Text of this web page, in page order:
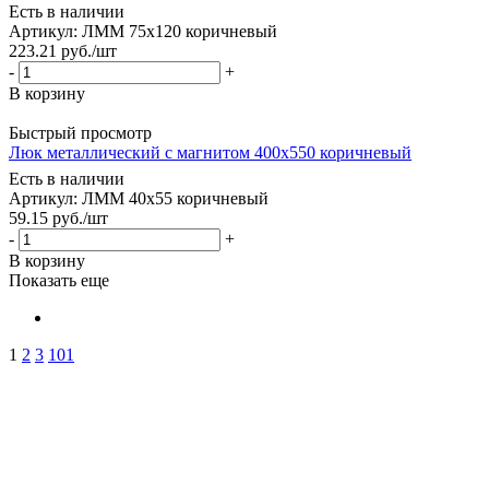
Есть в наличии
Артикул: ЛММ 75х120 коричневый
223.21 руб./шт
-
+
В корзину
Быстрый просмотр
Люк металлический с магнитом 400х550 коричневый
Есть в наличии
Артикул: ЛММ 40х55 коричневый
59.15 руб./шт
-
+
В корзину
Показать еще
1 2 3 101